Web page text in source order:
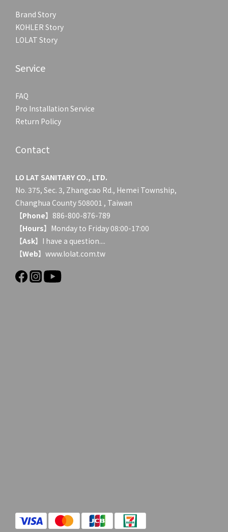
Brand Story
KOHLER Story
LOLAT Story
Service
FAQ
Pro Installation Service
Return Policy
Contact
LO LAT SANITARY CO., LTD.
No. 375, Sec. 3, Zhangcao Rd., Hemei Township,
Changhua County 508001 , Taiwan
【Phone】886-800-876-789
【Hours】Monday to Friday 08:00-17:00
【Ask】 I have a question....
【Web】www.lolat.com.tw